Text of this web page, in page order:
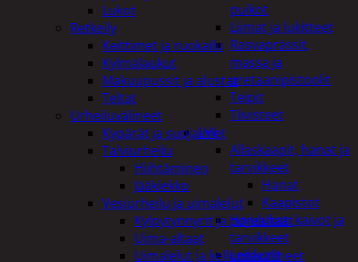
puikot
Liimat ja lukitteet
Rasvaprässit,
massa ja
uretaanipistoolit
Teipit
Tiivisteet
LVI
Allaskaapit, hanat ja
tarvikkeet
Hanat
Kaapistot
Hajulukot, kaivot ja
tarvikkeet
Leikkurit
Lukot
Retkeily
Keittimet ja ruokailu
Kylmälaukut
Makuupussit ja alustat
Teltat
Urheiluvälineet
Kypärät ja suojaimet
Talviurheilu
Hiihtäminen
Jääkiekko
Vesiurheilu ja uimalelut
Kylpytynnyrit ja porealtaat
Uima-altaat
Uimalelut ja kelluntavälineet